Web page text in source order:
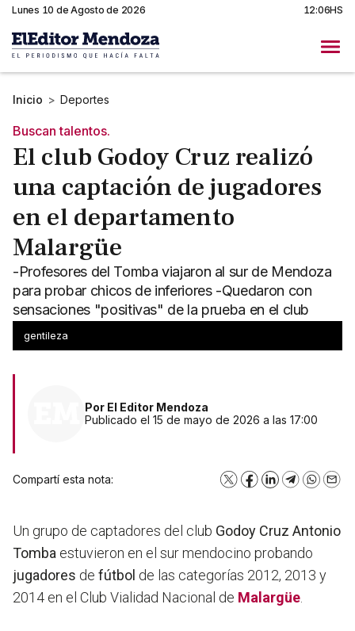
Lunes 10 de Agosto de 2026 12:06HS
Inicio > Deportes
Buscan talentos.
El club Godoy Cruz realizó
una captación de jugadores
en el departamento
Malargüe
-Profesores del Tomba viajaron al sur de Mendoza
para probar chicos de inferiores -Quedaron con
sensaciones "positivas" de la prueba en el club
Vialidad Nacional
gentileza
Por El Editor Mendoza
Publicado el 15 de mayo de 2026 a las 17:00
Compartí esta nota: X Facebook
LinkedInTelegram
Un grupo de captadores del club Godoy Cruz Antonio
Tomba estuvieron en el sur mendocino probando
jugadores de fútbol de las categorías 2012, 2013 y
2014 en el Club Vialidad Nacional de Malargüe